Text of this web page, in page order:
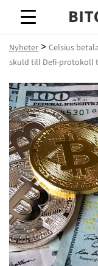
Nyheter > Celsius
skuld till Defi-protokoll